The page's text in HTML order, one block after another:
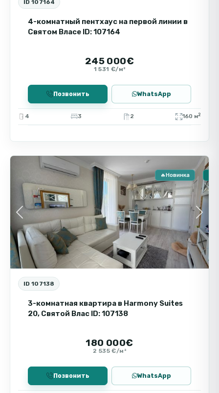
ID 107164
4-комнатный пентхаус на первой линии в
Святом Власе ID: 107164
245 000€
1 531 €/м²
Позвонить WhatsApp
4 3 2 160 м2
Previous Next
🔥Новинка
ID 107138
3-комнатная квартира в Harmony Suites
20, Святой Влас ID: 107138
180 000€
2 535 €/м²
Позвонить WhatsApp